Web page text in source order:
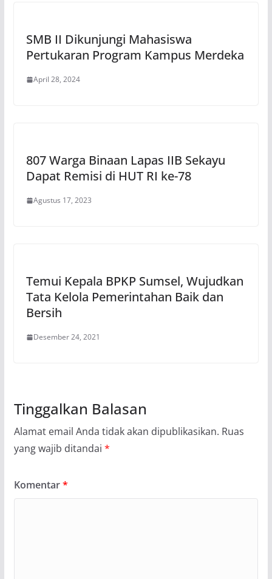
SMB II Dikunjungi Mahasiswa
Pertukaran Program Kampus Merdeka
April 28, 2024
807 Warga Binaan Lapas IIB Sekayu
Dapat Remisi di HUT RI ke-78
Agustus 17, 2023
Temui Kepala BPKP Sumsel, Wujudkan
Tata Kelola Pemerintahan Baik dan
Bersih
Desember 24, 2021
Tinggalkan Balasan
Alamat email Anda tidak akan dipublikasikan. Ruas
yang wajib ditandai *
Komentar*